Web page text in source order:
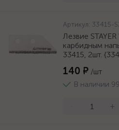
Артикул: 33415-
Лезвие
карбидным
33415, 2шт.
140 ₽ /шт
В наличии 99
+